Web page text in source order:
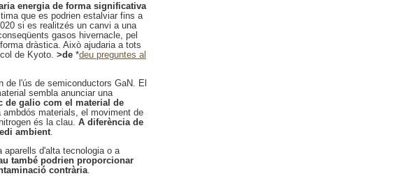
energia de forma significativa
que es podrien estalviar fins a
si es realitzés un canvi a una
gasos hivernacle, pel
dràstica. Això ajudaria a tots
de Kyoto. >de *deu preguntes al
de l'ús de semiconductors GaN. El
sembla anunciar una
galio com el material de
materials, el moviment de
és la clau. A diferència de
ambient.
aparells d'alta tecnologia o a
també podrien proporcionar
contrària.